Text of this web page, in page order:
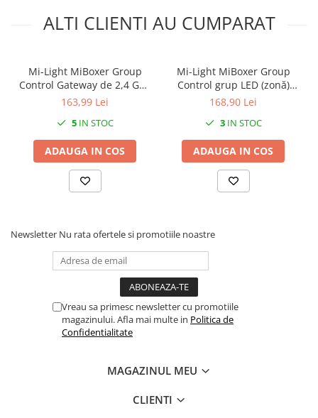
ALTI CLIENTI AU CUMPARAT
Mi-Light MiBoxer Group
Control Gateway de 2,4 GHz
pentru controlul zonei
163,99 Lei
5IN STOC
ADAUGA IN COS
Mi-Light MiBoxer Group
Control grup LED (zonă)
telecomandă de perete T4
temperatura culorii,
modificare intensitate
lumina DIMABIL + RGB+CCT
168,90 Lei
3IN STOC
ADAUGA IN COS
Newsletter Nu rata ofertele si promotiile noastre
Vreau sa primesc newsletter cu promotiile
magazinului. Afla mai multe in Politica de
Confidentialitate
MAGAZINUL MEU
CLIENTI